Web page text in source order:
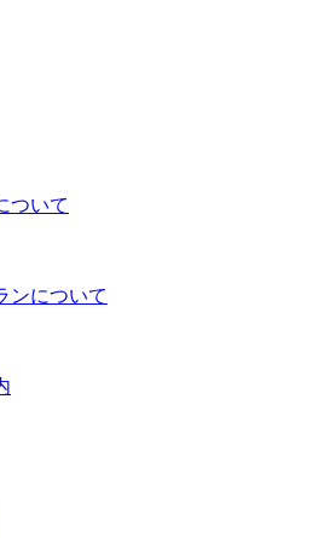
ついて
ンについて